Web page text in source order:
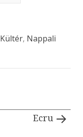
Kültér, Nappali
Ecru